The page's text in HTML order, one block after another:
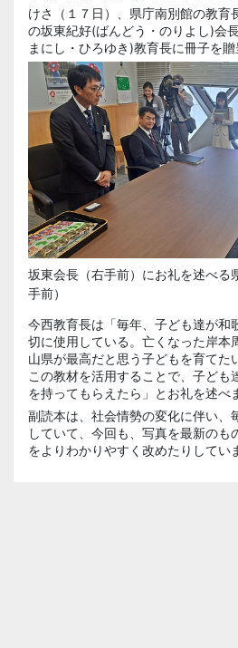
けさ（１７日）、県庁南別館の教育
の坂東紀好(ばんどう・のりよし)会
まにし・ひろゆき)教育長に冊子を贈
坂東会長（右手前）にお礼を述べる
手前）
今西教育長は「毎年、子ども達が和
切に使用している。亡くなった岸本
山県が最高だと思う子どもを育てた
この教材を活用することで、子ども
を持ってもらえたら」とお礼を述べ
副読本は、社会情勢の変化に伴い、
していて、今回も、写真を最新のも
をよりわかりやすく改めたりしてい